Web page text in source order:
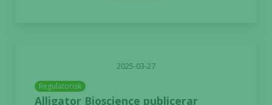
2025-03-27
Regulatorisk
Alligator Bioscience publicerar